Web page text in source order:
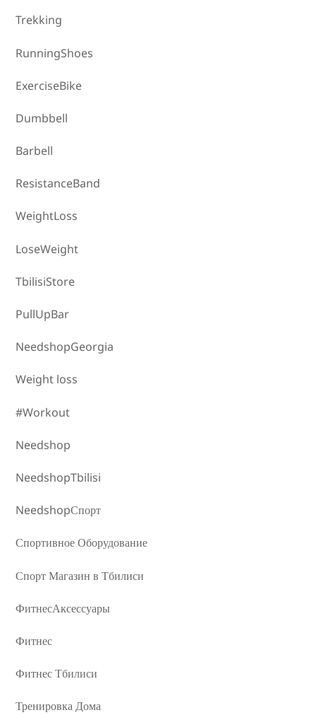
Trekking
RunningShoes
ExerciseBike
Dumbbell
Barbell
ResistanceBand
WeightLoss
LoseWeight
TbilisiStore
PullUpBar
NeedshopGeorgia
Weight loss
#Workout
Needshop
NeedshopTbilisi
NeedshopСпорт
Спортивное Оборудование
Спорт Магазин в Тбилиси
ФитнесАксессуары
Фитнес
Фитнес Тбилиси
Тренировка Дома